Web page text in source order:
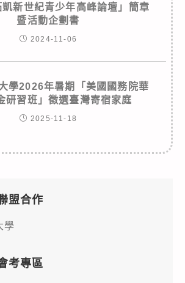
新世紀青少年高峰論壇」簡章
暨活動企劃書
2024-11-06
學2026年暑期「美國國務院華
研習班」徵選臺灣寄宿家庭
2025-11-18
盟合作
學
考專區